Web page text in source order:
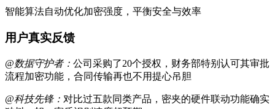
智能算法自动优化加密强度，平衡安全与效率
用户真实反馈
@数据守护者： 公司采购了20个授权，财务部特别认可其审批
流程加密功能，合同传输再也不用提心吊胆
@科技先锋： 对比过五款同类产品，密夹的硬件联动功能确实